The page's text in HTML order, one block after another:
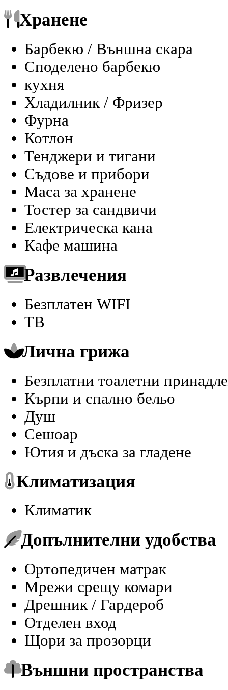
Хранене
Барбекю / Външна скара
Споделено барбекю
кухня
Хладилник / Фризер
Фурна
Котлон
Тенджери и тигани
Съдове и прибори
Маса за хранене
Тостер за сандвичи
Електрическа кана
Кафе машина
Развлечения
Безплатен WIFI
ТВ
Лична грижа
Безплатни тоалетни
Кърпи и спално бельо
Душ
Сешоар
Ютия и дъска за гладене
Климатизация
Климатик
Допълнителни удобства
Ортопедичен матрак
Мрежи срещу комари
Дрешник / Гардероб
Отделен вход
Щори за прозорци
Външни пространства